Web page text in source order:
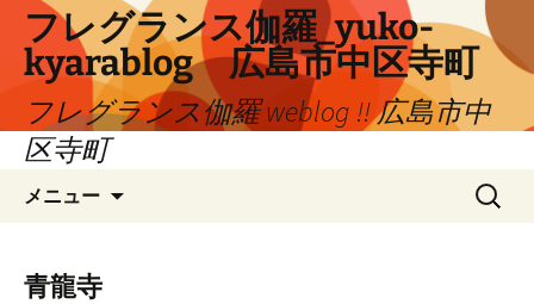
ツ
フレグランス伽羅_yuko-
kyarablog 広島市中区寺町
フレグランス伽羅 weblog !! 広島市中
区寺町
メニュー
検
索:
青龍寺